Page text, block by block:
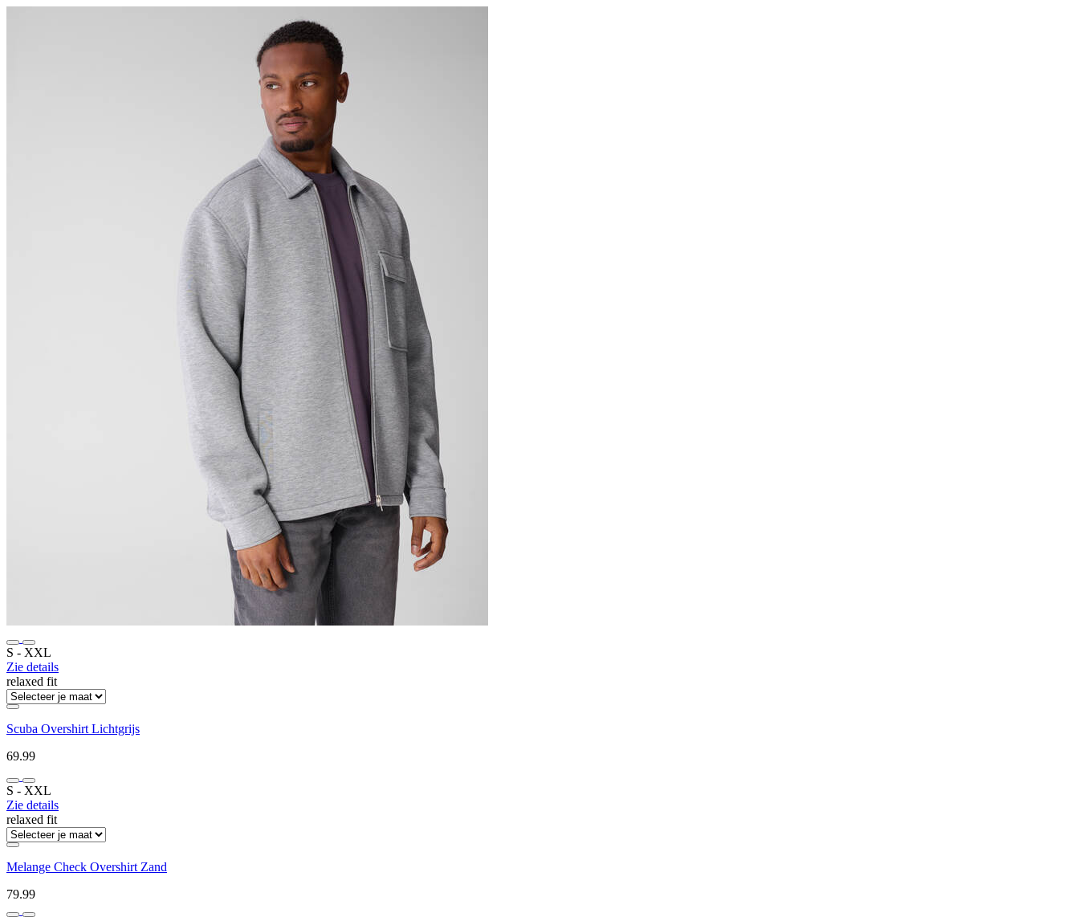
S ‐ XXL
Zie details
relaxed fit
Scuba Overshirt Lichtgrijs
69.99
S ‐ XXL
Zie details
relaxed fit
Melange Check Overshirt Zand
79.99